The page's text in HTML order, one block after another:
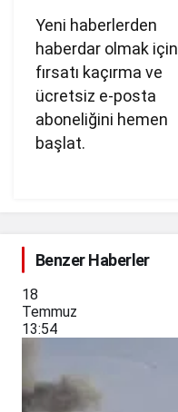
Yeni haberlerden
haberdar olmak için
fırsatı kaçırma ve
ücretsiz e-posta
aboneliğini hemen
başlat.
Benzer Haberler
18
Temmuz
13:54